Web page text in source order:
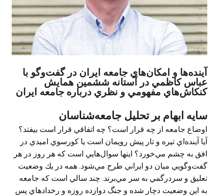
آينده‌ها و امكان‌هاي جامعه ايران در گفت‌وگو با
عباس كاظمي در آستانه ششمين همايش
كنكاش‌هاي مفهومي و نظري درباره جامعه ايران
سايه ابهام بر تحليل جامعه‌شناسان
اوضاع جامعه از چه قرار است؟ چه اتفاقي قرار است بيفتد؟
آيا آينده‌اي تيره و تار پيش رويمان است يا كورسوي اميدي در
افق به چشم مي‌خورد؟ اينها سوال‌هايي است كه هر روز در هر
گفت‌وگويي ميان دو ايراني طرح مي‌شود. همه در يك وضعيت
تعليق و سردرگمي به سر مي‌برند. چند سالي است كه جامعه
به اين وضعيت دچار شده و جنگ دوازده روزه و رخدادهاي پس